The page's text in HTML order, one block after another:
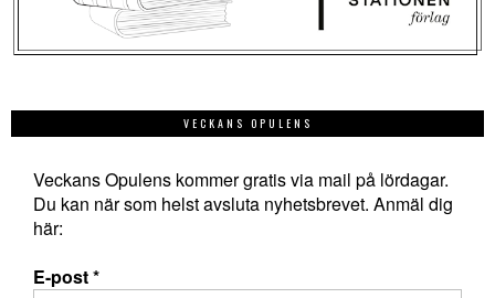
VECKANS OPULENS
Veckans Opulens kommer gratis via mail på lördagar.
Du kan när som helst avsluta nyhetsbrevet. Anmäl dig
här:
E-post*